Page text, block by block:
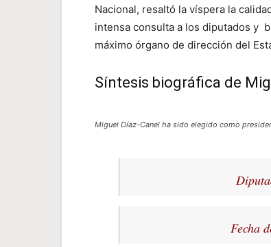
Nacional, resaltó la víspera la
intensa consulta a los diputados y
máximo órgano de dirección del
Síntesis biográfica de
Miguel Díaz-Canel ha sido elegido como
Fecha